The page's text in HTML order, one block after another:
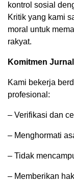
kontrol sosial
Kritik yang kami
moral untuk
rakyat.
Komitmen
Kami bekerja
profesional:
– Verifikasi dan
– Menghormati
– Tidak
– Memberikan